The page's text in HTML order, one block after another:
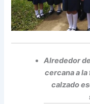
Alrededor
cercana a
calzado